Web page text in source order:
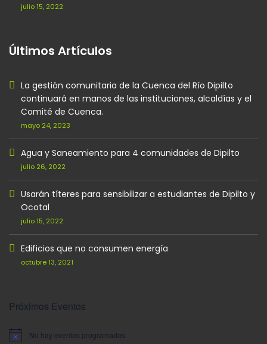
julio 15, 2022
Últimos Artículos
La gestión comunitaria de la Cuenca del Río Dipilto
continuará en manos de las instituciones, alcaldías y el
Comité de Cuenca.
mayo 24, 2023
Agua y Saneamiento para 4 comunidades de Dipilto
julio 26, 2022
Usarán títeres para sensibilizar a estudiantes de Dipilto y
Ocotal
julio 15, 2022
Edificios que no consumen energía
octubre 13, 2021
Próximos Eventos
Aviso No hay eventos programados.